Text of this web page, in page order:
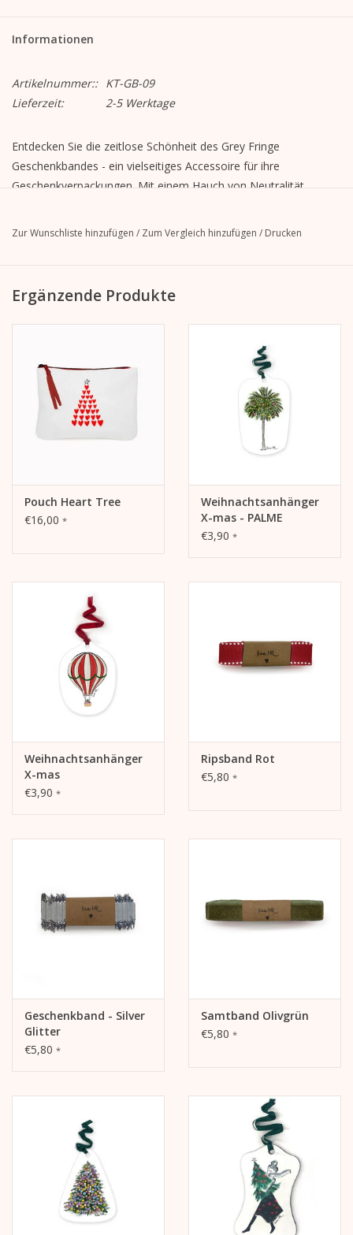
Informationen
Artikelnummer:: KT-GB-09
Lieferzeit:
2-5 Werktage
Entdecken Sie die zeitlose Schönheit des Grey Fringe
Geschenkbandes - ein vielseitiges Accessoire für ihre
Geschenkverpackungen. Mit einem Hauch von Neutralität
Geschenkband - Grey Fringe
Zur Wunschliste hinzufügen / Zum Vergleich hinzufügen / Drucken
Ergänzende Produkte
Pouch Heart Tree
€16,00 *
Weihnachtsanhänger
X-mas - PALME
€3,90 *
Weihnachtsanhänger
X-mas
HEIßLUFTBALLON
€3,90 *
Ripsband Rot
€5,80 *
Geschenkband - Silver
Glitter
€5,80 *
Samtband Olivgrün
€5,80 *